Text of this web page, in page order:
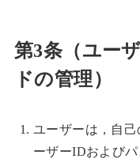
第3条（ユー
ドの管理）
ユーザーは，自
ーザーIDおよび